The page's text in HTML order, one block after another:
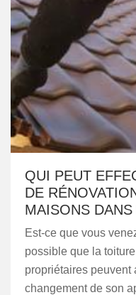
QUI PEUT
DE
MAISONS
Est-ce que vous
possible que la
propriétaires peuvent
changement de son